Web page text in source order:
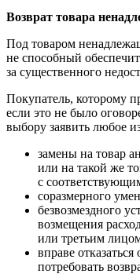
Возврат товара
Под товаром
не способный
за существенного
Покупатель, которому
если это не было
выбору заявить любое
замены на товар
или на такой же
с
соразмерного
безвозмездного
возмещения
или третьим
вправе
потребовать